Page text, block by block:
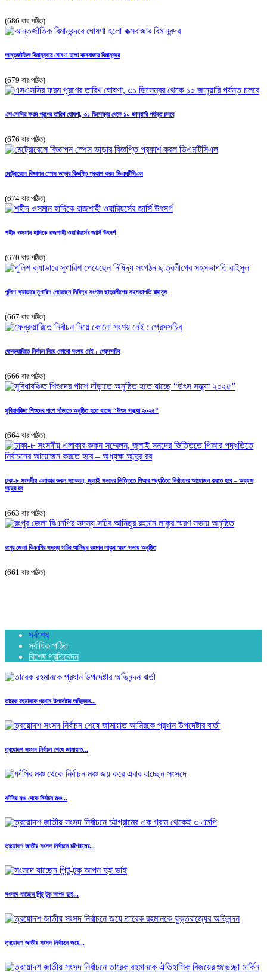
(686 বার পঠিত)
আন্তর্জাতিক বিমানবন্দরে ঘোষণা হলো কক্সবাজার বিমানবন্দর
(679 বার পঠিত)
এসএসসির ফরম পূরণের তারিখ ঘোষণা, ৩১ ডিসেম্বর থেকে ১০ জানুয়ারি পর্যন্ত চলবে
(676 বার পঠিত)
মেট্রোরেলে বিজ্ঞাপন স্পেস ভাড়ার বিজ্ঞপ্তি প্রকাশ করল ডিএমটিসিএল
(674 বার পঠিত)
শহীদ ওসমান হাদিকে রাজশাহী ওয়ারিয়র্সের জার্সি উৎসর্গ
(670 বার পঠিত)
পুলিশ ক্যাডারে সুপারিশ পেয়েছেন নিষিদ্ধ সংগঠন ছাত্রলীগের সহসভাপতি রাইসুল
(667 বার পঠিত)
ফেব্রুয়ারিতে নির্বাচন নিয়ে কোনো সংশয় নেই : প্রেসসচিব
(666 বার পঠিত)
সুবিধাবঞ্চিত শিশুদের পাশে দাঁড়াতে অনুষ্ঠিত হতে যাচ্ছে “উৎস সন্ধ্যা ২০২৫”
(664 বার পঠিত)
ঢাকা-৮ সংসদীয় এলাকার রুকন সম্মেলন, জুলাই সনদের ভিত্তিতে পিআর পদ্ধতিতে নির্বাচনের আয়োজন করতে হবে – অধ্যক্ষ
আব্দুর রব
(663 বার পঠিত)
রংপুর জেলা বিএনপির সদস্য সচিব আনিছুর রহমান লাকুর স্মরণ সভায় অনুষ্ঠিত
(661 বার পঠিত)
সর্বশেষ
সর্বাধিক পঠিত
বিশেষ প্রতিবেদন
তারেক রহমানকে প্রধান উপদেষ্টার অভিনন্দন...
ত্রয়োদশ সংসদ নির্বাচন শেষে জামায়াত...
ফাঁসির মঞ্চ থেকে নির্বাচন মঞ্চ...
ত্রয়োদশ জাতীয় সংসদ নির্বাচনে চট্টগ্রামের...
সংসদে যাচ্ছেন পিন্টু-টুকু আপন দুই...
ত্রয়োদশ জাতীয় সংসদ নির্বাচনে জয়ে...